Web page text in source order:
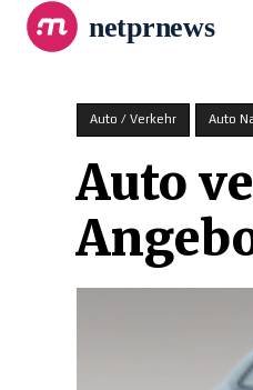
netprnews
Auto / Verkehr Auto
Auto